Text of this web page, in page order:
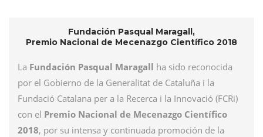
Fundación Pasqual Maragall,
Premio Nacional de Mecenazgo Científico 2018
La Fundación Pasqual Maragall ha sido reconocida
por el Gobierno de la Generalitat de Cataluña i la
Fundació Catalana per a la Recerca i la Innovació (FCRi)
con el Premio Nacional de Mecenazgo Científico
2018, por su intensa y continuada promoción de la